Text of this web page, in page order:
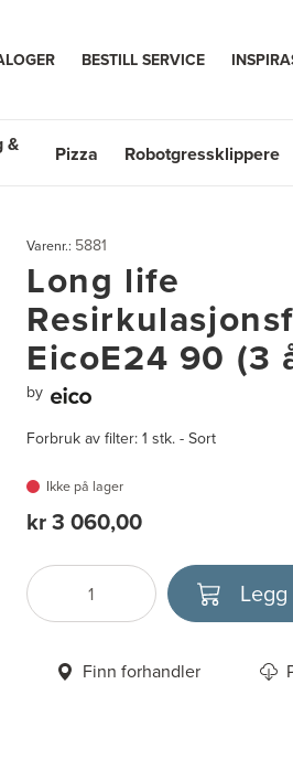
BESTILL SERVICE
& Pizza Robotgressklippere
Varenr.: 5881
Long life
EicoE24 90 (3
by
Forbruk av filter: 1 stk. - Sort
Ikke på lager
kr 3 060,00
Antall
Velg enhet
Finn forhandler